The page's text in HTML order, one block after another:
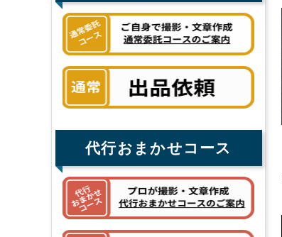
代行おまかせコース